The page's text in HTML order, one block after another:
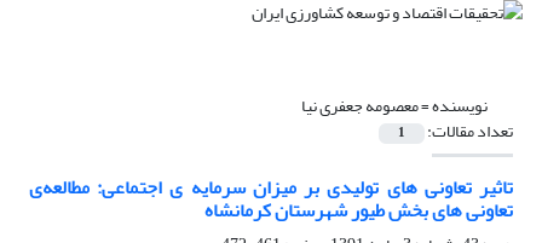
نویسنده =معصومه جعفری نیا
تعداد مقالات: 1
تاثیر تعاونی های تولیدی بر میزان سرمایه ی اجتماعی: مطالعه‌ی
تعاونی های بخش طیور شهرستان کرمانشاه